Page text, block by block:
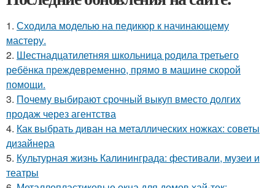
1. Сходила моделью на педикюр к начинающему
мастеру.
2. Шестнадцатилетняя школьница родила третьего
ребёнка преждевременно, прямо в машине скорой
помощи.
3. Почему выбирают срочный выкуп вместо долгих
продаж через агентства
4. Как выбрать диван на металлических ножках: советы
дизайнера
5. Культурная жизнь Калининграда: фестивали, музеи и
театры